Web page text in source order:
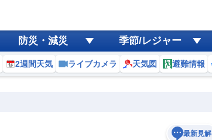
防災・減災 季節/レジャー
2週間天気 ライブカメラ 天気図 避難情報
最新見解